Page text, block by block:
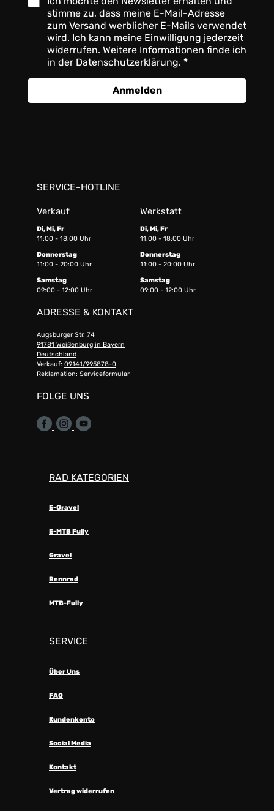
stimme zu, dass meine E-Mail-Adresse
zum Versand werblicher E-Mails verwendet
wird. Ich kann meine Einwilligung jederzeit
widerrufen. Weitere Informationen finde ich
in der Datenschutzerklärung.
Anmelden
SERVICE-HOTLINE
Verkauf Werkstatt
Di, Mi, Fr
11:00 - 18:00 Uhr
Di, Mi, Fr
11:00 - 18:00 Uhr
Donnerstag
11:00 - 20:00 Uhr
Donnerstag
11:00 - 20:00 Uhr
Samstag
09:00 - 12:00 Uhr
Samstag
09:00 - 12:00 Uhr
ADRESSE & KONTAKT
Augsburger Str. 74
91781 Weißenburg in Bayern
Deutschland
Verkauf: 09141/995878-0
Reklamation: Serviceformular
FOLGE UNS
RAD KATEGORIEN
E-Gravel
E-MTB Fully
Gravel
Rennrad
MTB-Fully
SERVICE
Über Uns
FAQ
Kundenkonto
Social Media
Kontakt
Vertrag widerrufen